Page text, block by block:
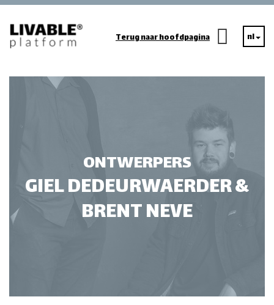
Terug naar hoofdpagina nl
GIEL DEDEURWAERDER &
BRENT NEVE
ONTWERPERS